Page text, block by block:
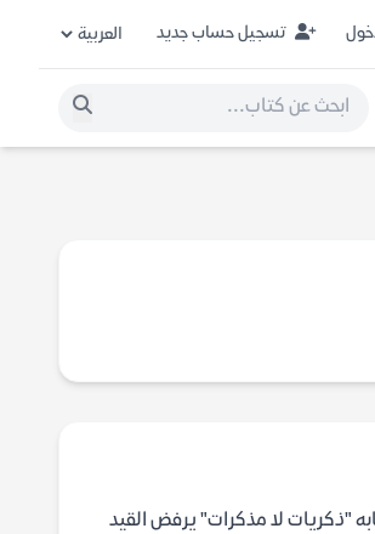
تسجيل حساب جديد
"ذكريات لا مذكرات" يرفض القيد